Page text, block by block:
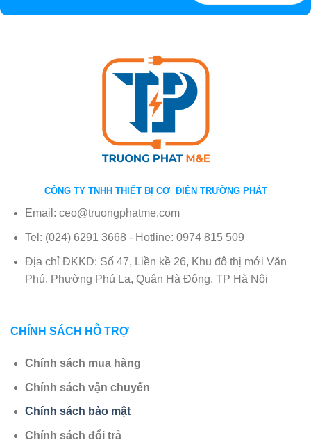
CÔNG TY TNHH THIẾT BỊ CƠ ĐIỆN TRƯỜNG PHÁT
Email: ceo@truongphatme.com
Tel: (024) 6291 3668 - Hotline: 0974 815 509
Địa chỉ ĐKKD: Số 47, Liền kề 26, Khu đô thị mới Văn
Phú, Phường Phú La, Quận Hà Đông, TP Hà Nội
CHÍNH SÁCH HỖ TRỢ
Chính sách mua hàng
Chính sách vận chuyển
Chính sách bảo mật
Chính sách đổi trả